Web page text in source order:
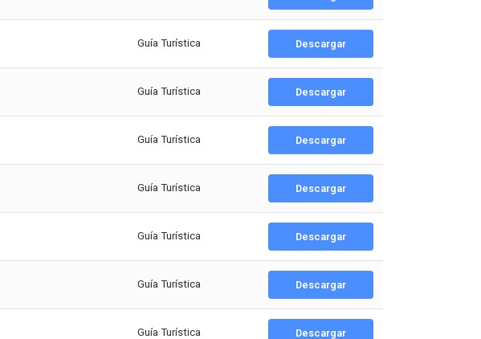
Guía Turística Descargar
Guía Turística Descargar
Guía Turística Descargar
Guía Turística Descargar
Guía Turística Descargar
Guía Turística Descargar
Guía Turística Descargar